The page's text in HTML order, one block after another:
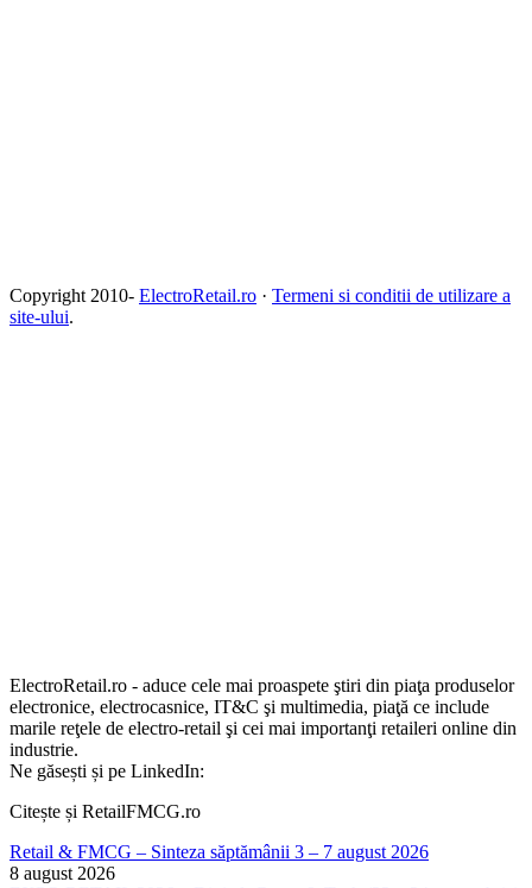
Copyright 2010- ElectroRetail.ro · Termeni si conditii de utilizare a
site-ului.
ElectroRetail.ro - aduce cele mai proaspete ştiri din piaţa produselor
electronice, electrocasnice, IT&C şi multimedia, piaţă ce include
marile reţele de electro-retail şi cei mai importanţi retaileri online din
industrie.
Ne găsești și pe LinkedIn:
Citește și RetailFMCG.ro
Retail & FMCG – Sinteza săptămânii 3 – 7 august 2026
8 august 2026